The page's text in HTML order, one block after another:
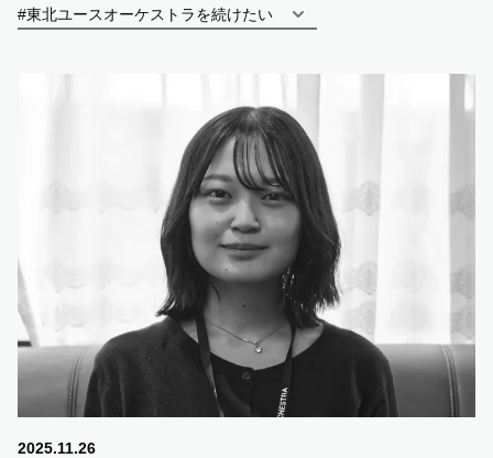
CONCERT INFO
COMMUNITY
CONTENTS
JP / EN
2025.11.26